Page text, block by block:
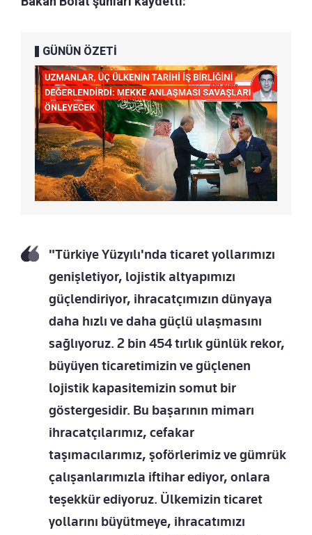
GÜNÜN ÖZETİ
"Türkiye Yüzyılı'nda ticaret yollarımızı
genişletiyor, lojistik altyapımızı
güçlendiriyor, ihracatçımızın dünyaya
daha hızlı ve daha güçlü ulaşmasını
sağlıyoruz. 2 bin 454 tırlık günlük rekor,
büyüyen ticaretimizin ve güçlenen
lojistik kapasitemizin somut bir
göstergesidir. Bu başarının mimarı
ihracatçılarımız, cefakar
taşımacılarımız, şoförlerimiz ve gümrük
çalışanlarımızla iftihar ediyor, onlara
teşekkür ediyoruz. Ülkemizin ticaret
yollarını büyütmeye, ihracatımızı